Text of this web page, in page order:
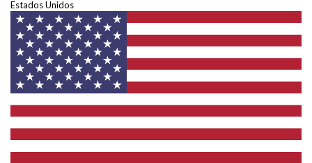
Estados Unidos